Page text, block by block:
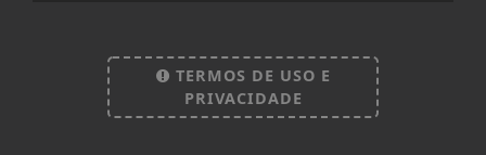
TERMOS DE USO E
PRIVACIDADE
experiência de navegação. Ao continuar o acesso,
entendemos que você concorda com nossos Termos
de Uso e Privacidade.